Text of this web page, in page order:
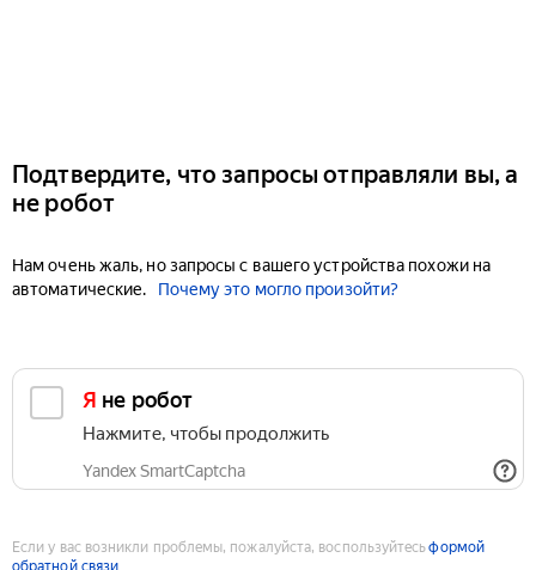
Подтвердите, что запросы отправляли вы, а
не робот
Нам очень жаль, но запросы с вашего устройства похожи на
автоматические.
Почему это могло произойти?
Я не робот
Нажмите, чтобы продолжить
Yandex SmartCaptcha
Если у вас возникли проблемы, пожалуйста, воспользуйтесьформой
обратной связи